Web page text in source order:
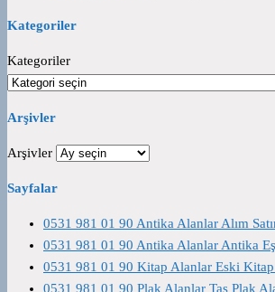
Kategoriler
Kategoriler
Arşivler
Arşivler
Sayfalar
0531 981 01 90 Antika Alanlar Alım
0531 981 01 90 Antika Alanlar Antika
0531 981 01 90 Kitap Alanlar Eski
0531 981 01 90 Plak Alanlar Taş Plak